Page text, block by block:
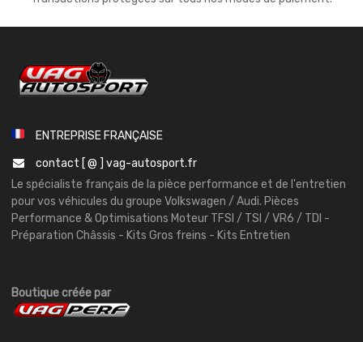
ENTREPRISE FRANÇAISE
contact [ @ ] vag-autosport.fr
Le spécialiste français de la pièce performance et de l'entretien
pour vos véhicules du groupe Volkswagen / Audi. Pièces
Performance & Optimisations Moteur TFSI / TSI / VR6 / TDI -
Préparation Châssis - Kits Gros freins - Kits Entretien
Boutique créée par